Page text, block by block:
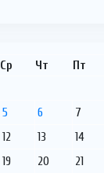
Ср Чт Пт
5 6 7
12 13 14
19 20 21